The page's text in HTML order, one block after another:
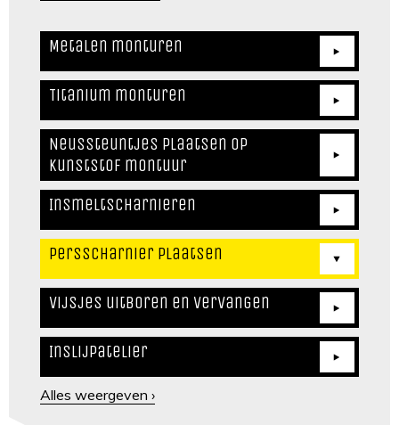
Metalen monturen
Titanium monturen
Neussteuntjes plaatsen op
kunststof montuur
Insmeltscharnieren
Persscharnier plaatsen
Vijsjes uitboren en vervangen
Inslijpatelier
Alles weergeven ›